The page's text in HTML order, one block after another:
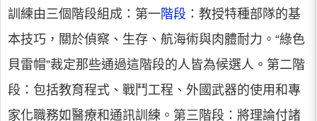
訓練由三個階段組成：第一階段 ：教授特種部隊的基
本技巧，關於偵察、生存、航海術與肉體耐力。“綠色
貝雷帽”裁定那些通過這階段的人皆為候選人。第二階
段：包括教育程式、戰鬥工程、外國武器的使用和專
家化職務如醫療和通訊訓練。第三階段：將理論付諸